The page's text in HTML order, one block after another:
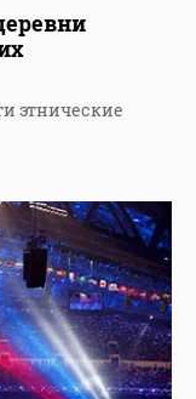
этнические